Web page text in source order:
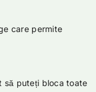
care permite
să puteți bloca toate